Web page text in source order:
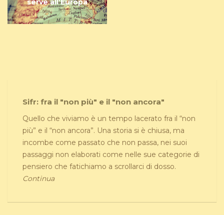
serve all’Europa
Sifr: fra il "non più" e il "non ancora"
Quello che viviamo è un tempo lacerato fra il “non
più” e il “non ancora”. Una storia si è chiusa, ma
incombe come passato che non passa, nei suoi
passaggi non elaborati come nelle sue categorie di
pensiero che fatichiamo a scrollarci di dosso.
Continua